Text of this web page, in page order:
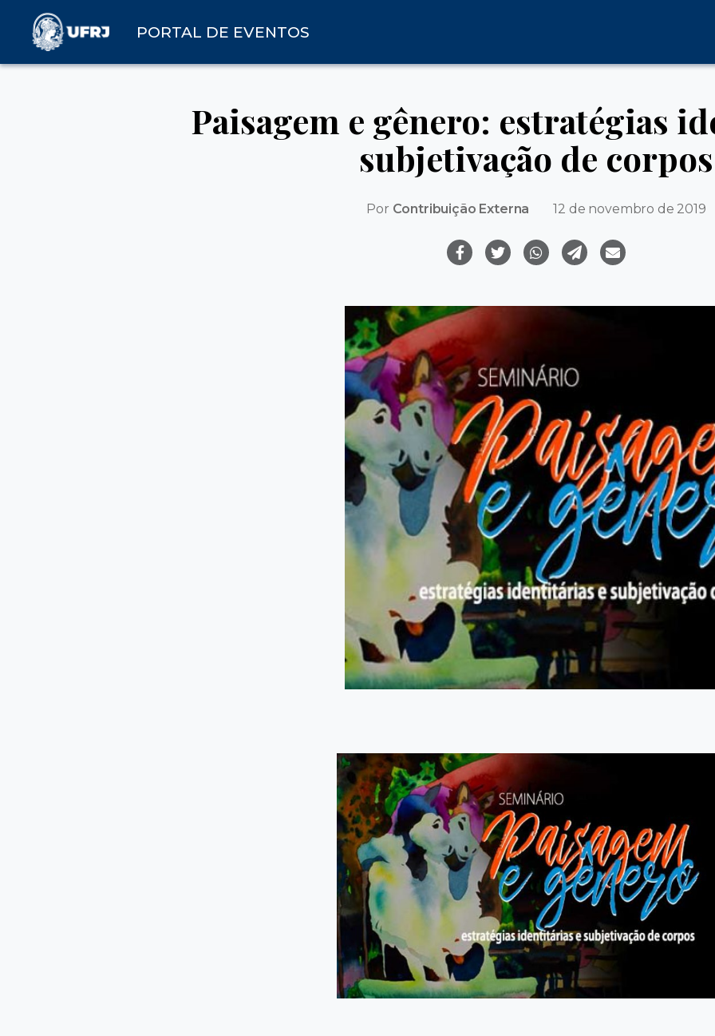
PORTAL DE EVENTOS
Paisagem e gênero: estratégias
subjetivação de corpos
Por Contribuição Externa 12 de novembro de 2019